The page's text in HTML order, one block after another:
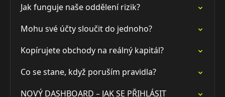
Jak funguje naše oddělení rizik?
Mohu své účty sloučit do jednoho?
Kopírujete obchody na reálný kapitál?
Co se stane, když poruším pravidla?
NOVÝ DASHBOARD – JAK SE PŘIHLÁSIT